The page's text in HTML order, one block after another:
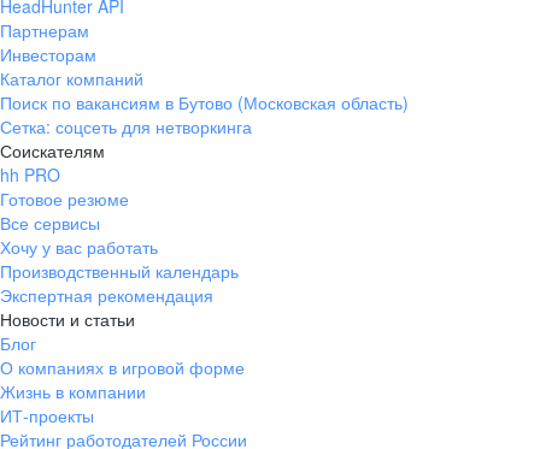
HeadHunter API
Партнерам
Инвесторам
Каталог компаний
Поиск по вакансиям в Бутово (Московская область)
Сетка: соцсеть для нетворкинга
Соискателям
hh PRO
Готовое резюме
Все сервисы
Хочу у вас работать
Производственный календарь
Экспертная рекомендация
Новости и статьи
Блог
О компаниях в игровой форме
Жизнь в компании
ИТ-проекты
Рейтинг работодателей России